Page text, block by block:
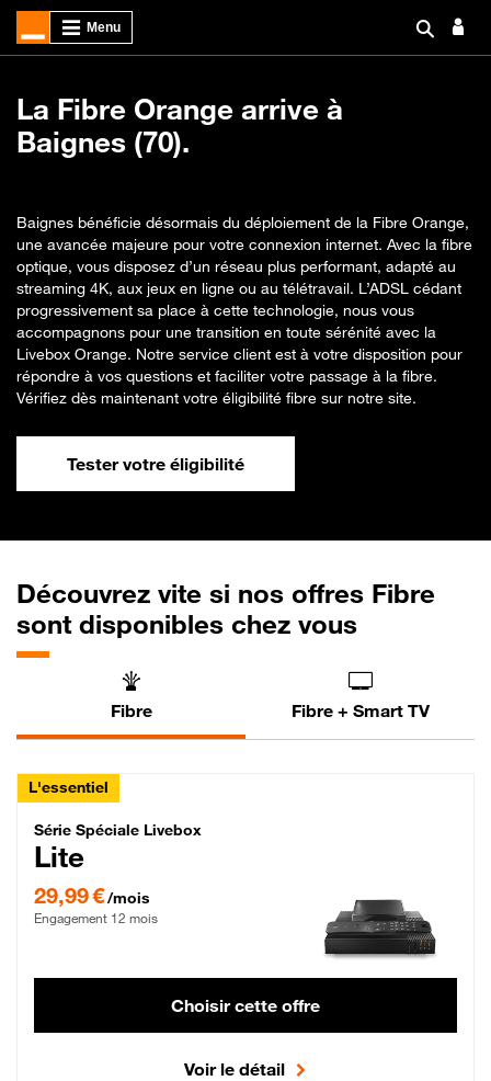
La Fibre Orange arrive à
Baignes (70).
Baignes bénéficie désormais du déploiement de la Fibre Orange,
une avancée majeure pour votre connexion internet. Avec la fibre
optique, vous disposez d’un réseau plus performant, adapté au
streaming 4K, aux jeux en ligne ou au télétravail. L’ADSL cédant
progressivement sa place à cette technologie, nous vous
accompagnons pour une transition en toute sérénité avec la
Livebox Orange. Notre service client est à votre disposition pour
répondre à vos questions et faciliter votre passage à la fibre.
Vérifiez dès maintenant votre éligibilité fibre sur notre site.
Tester votre éligibilité
Découvrez vite si nos offres Fibre
sont disponibles chez vous
Fibre Fibre + Smart TV
L'essentiel
Série Spéciale Livebox Lite Fibre
Série Spéciale Livebox
Lite
29,99 €/mois
Engagement 12 mois
Choisir cette offre
Voir le détail